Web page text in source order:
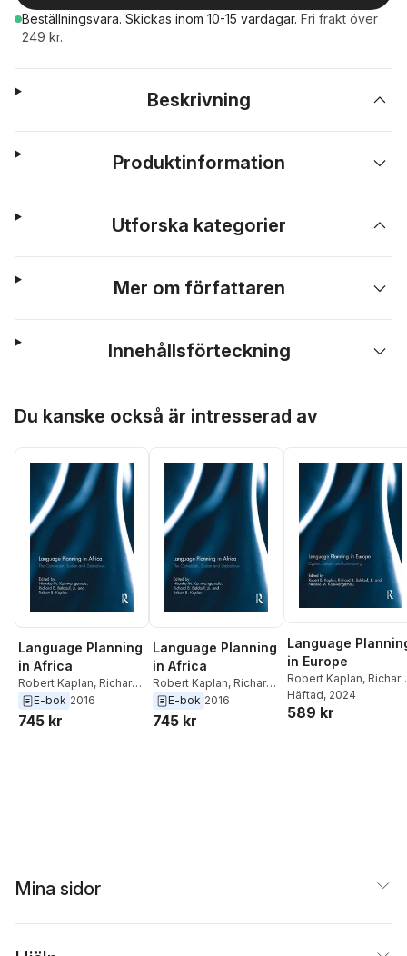
Beställningsvara. Skickas inom 10-15 vardagar. Fri frakt över
249 kr.
Beskrivning
Produktinformation
Utforska kategorier
Mer om författaren
Innehållsförteckning
Du kanske också är intresserad av
Language Planning
in Africa
Robert Kaplan, Richard
Baldauf Jr.,Nkonko
Kamwangamalu
E-bok 2016
745 kr
Language Planning
in Africa
Robert Kaplan, Richard
Baldauf Jr.,Nkonko
Kamwangamalu
E-bok 2016
745 kr
Language
in Europe
Robert Kaplan, Richard
Baldauf Jr.,Nkonko
Kamwangamalu
Häftad, 2024
589 kr
Mina sidor